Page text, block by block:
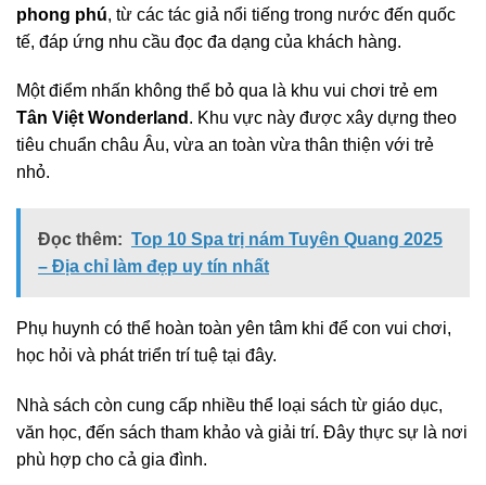
phong phú, từ các tác giả nổi tiếng trong nước đến quốc
tế, đáp ứng nhu cầu đọc đa dạng của khách hàng.
Một điểm nhấn không thể bỏ qua là khu vui chơi trẻ em
Tân Việt Wonderland . Khu vực này được xây dựng theo
tiêu chuẩn châu Âu, vừa an toàn vừa thân thiện với trẻ
nhỏ.
Đọc thêm: Top 10 Spa trị nám Tuyên Quang 2025
– Địa chỉ làm đẹp uy tín nhất
Phụ huynh có thể hoàn toàn yên tâm khi để con vui chơi,
học hỏi và phát triển trí tuệ tại đây.
Nhà sách còn cung cấp nhiều thể loại sách từ giáo dục,
văn học, đến sách tham khảo và giải trí. Đây thực sự là nơi
phù hợp cho cả gia đình.